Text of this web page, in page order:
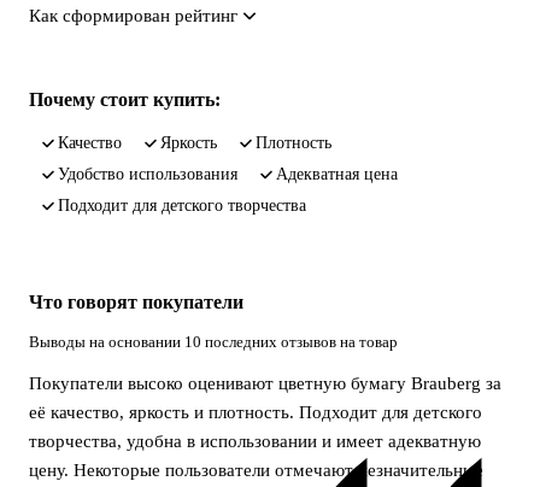
Как сформирован рейтинг
Почему стоит купить:
качество яркость
плотность
удобство использования
адекватная цена
подходит для детского творчества
Что говорят покупатели
Выводы на основании 10 последних отзывов на товар
Покупатели высоко оценивают цветную бумагу Brauberg за
её качество, яркость и плотность. Подходит для детского
творчества, удобна в использовании и имеет адекватную
цену. Некоторые пользователи отмечают незначительные